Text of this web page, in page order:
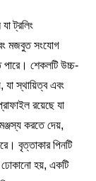
ট্রলিং
মজবুত সংযোগ
পারে। শেকলটি উচ্চ-
যা স্থায়িত্ব এবং
রয়েছে যা
করতে দেয়,
বৃত্তাকার পিনটি
ঢোকানো হয়, একটি